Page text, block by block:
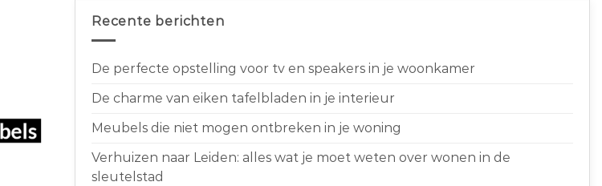
Recente berichten
De perfecte opstelling voor tv en speakers in je woonkamer
De charme van eiken tafelbladen in je interieur
Meubels die niet mogen ontbreken in je woning
Verhuizen naar Leiden: alles wat je moet weten over wonen in de
sleutelstad